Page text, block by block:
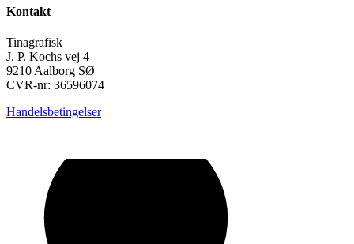
Kontakt
Tinagrafisk
J. P. Kochs vej 4
9210 Aalborg SØ
CVR-nr: 36596074
Handelsbetingelser